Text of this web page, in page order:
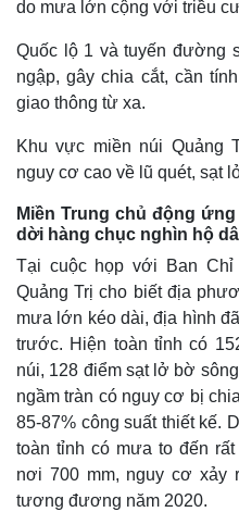
do mưa lớn cộng với triều
Quốc lộ 1 và tuyến đường
ngập, gây chia cắt, cần
giao thông từ xa.
Khu vực miền núi Quảng
nguy cơ cao về lũ quét, sạt
Miền Trung chủ động
dời hàng chục nghìn hộ
Tại cuộc họp với Ban
Quảng Trị cho biết địa
mưa lớn kéo dài, địa hình
trước. Hiện toàn tỉnh có
núi, 128 điểm sạt lở bờ
ngầm tràn có nguy cơ bị
85-87% công suất thiết kế.
toàn tỉnh có mưa to đến
nơi 700 mm, nguy cơ xảy
tương đương năm 2020.